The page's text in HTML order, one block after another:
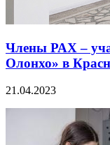
Члены РАХ –
Олонхо» в
21.04.2023